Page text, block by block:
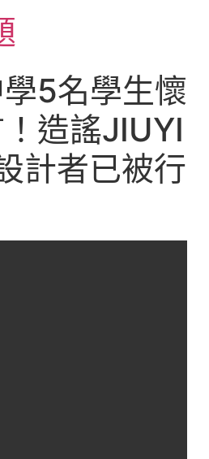
5名學生懷
造謠JIUYI
計者已被行